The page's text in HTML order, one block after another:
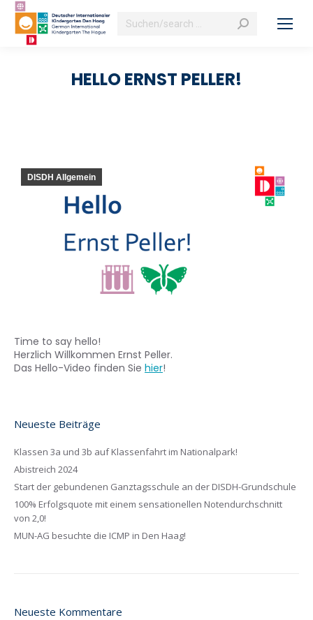
Search:
HELLO ERNST PELLER!
DISDH Allgemein
Time to say hello!
Herzlich Willkommen Ernst Peller.
Das Hello-Video finden Sie hier!
Neueste Beiträge
Klassen 3a und 3b auf Klassenfahrt im Nationalpark!
Abistreich 2024
Start der gebundenen Ganztagsschule an der DISDH-Grundschule
100% Erfolgsquote mit einem sensationellen Notendurchschnitt
von 2,0!
MUN-AG besuchte die ICMP in Den Haag!
Neueste Kommentare